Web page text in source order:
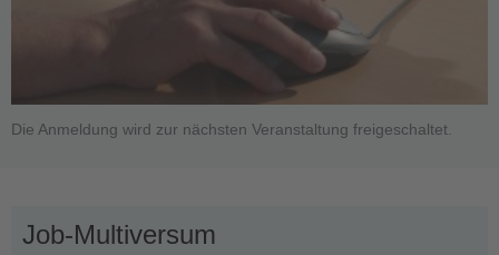
Die Anmeldung wird zur nächsten Veranstaltung freigeschaltet.
Job-Multiversum